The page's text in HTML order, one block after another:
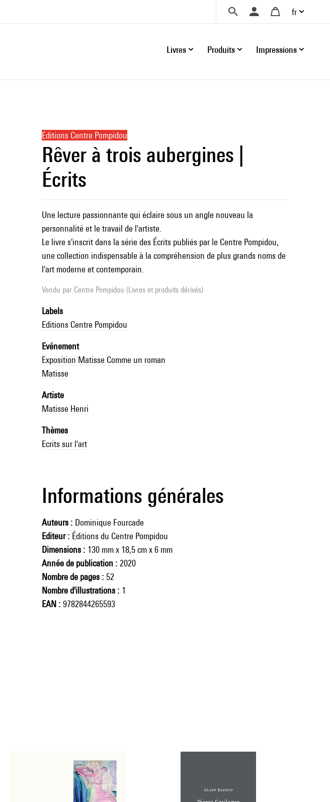
fr
Livres Produits Impressions
Editions Centre Pompidou
Rêver à trois aubergines |
Écrits
Une lecture passionnante qui éclaire sous un angle nouveau la
personnalité et le travail de l'artiste.
Le livre s'inscrit dans la série des Écrits publiés par le Centre Pompidou,
une collection indispensable à la compréhension de plus grands noms de
l'art moderne et contemporain.
Vendu par Centre Pompidou (Livres et produits dérivés)
Labels
Editions Centre Pompidou
Evénement
Exposition Matisse Comme un roman
Matisse
Artiste
Matisse Henri
Thèmes
Ecrits sur l'art
Informations générales
Auteurs
Dominique Fourcade
Editeur
Éditions du Centre Pompidou
Dimensions
130 mm x 18,5 cm x 6 mm
Année de publication
2020
Nombre de pages
52
Nombre d'illustrations
1
EAN
9782844265593